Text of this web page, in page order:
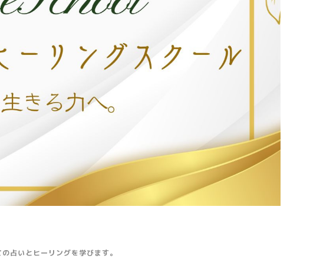
占いとヒーリングを学びます。